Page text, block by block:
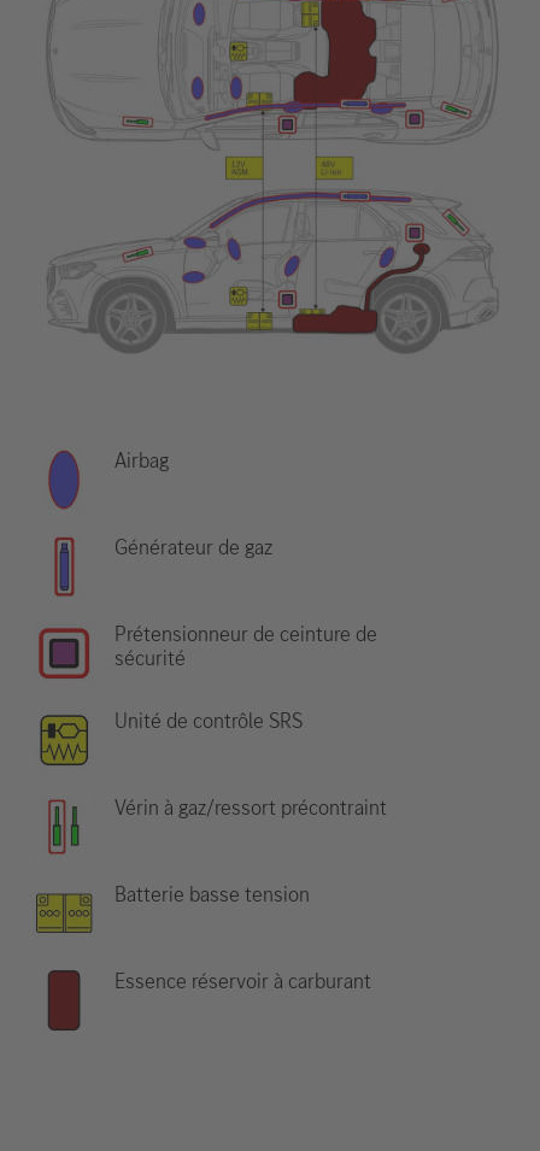
Airbag
Générateur de gaz
Prétensionneur de ceinture de
sécurité
Unité de contrôle SRS
Vérin à gaz/ressort précontraint
Batterie basse tension
Essence réservoir à carburant